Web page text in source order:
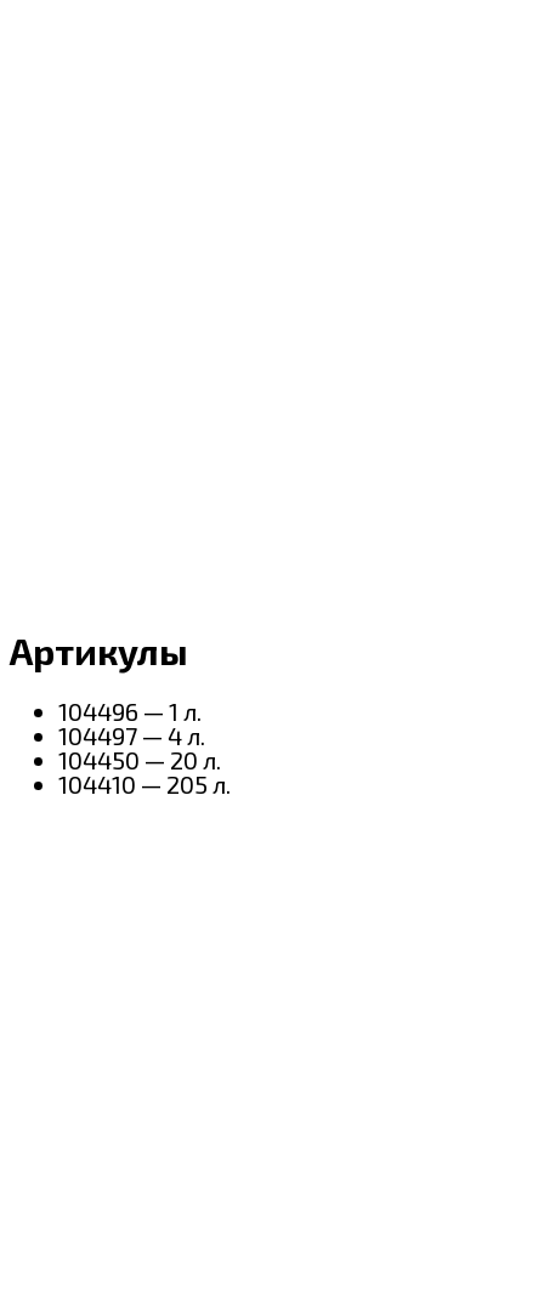
Артикулы
104496 — 1 л.
104497 — 4 л.
104450 — 20 л.
104410 — 205 л.